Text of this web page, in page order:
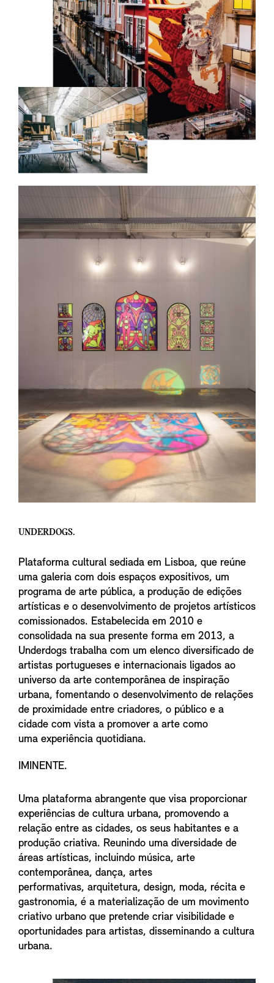
UNDERDOGS.
Plataforma cultural sediada em Lisboa, que reúne
uma galeria com dois espaços expositivos, um
programa de arte pública, a produção de edições
artísticas e o desenvolvimento de projetos artísticos
comissionados. Estabelecida em 2010 e
consolidada na sua presente forma em 2013, a
Underdogs trabalha com um elenco diversificado de
artistas portugueses e internacionais ligados ao
universo da arte contemporânea de inspiração
urbana, fomentando o desenvolvimento de relações
de proximidade entre criadores, o público e a
cidade com vista a promover a arte como
uma experiência quotidiana.
IMINENTE.
Uma plataforma abrangente que visa proporcionar
experiências de cultura urbana, promovendo a
relação entre as cidades, os seus habitantes e a
produção criativa. Reunindo uma diversidade de
áreas artísticas, incluindo música, arte
contemporânea, dança, artes
performativas, arquitetura, design, moda, récita e
gastronomia, é a materialização de um movimento
criativo urbano que pretende criar visibilidade e
oportunidades para artistas, disseminando a cultura
urbana.